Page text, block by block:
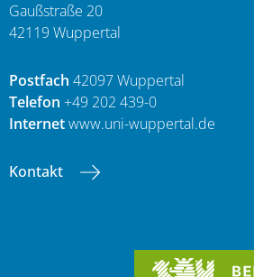
Gaußstraße 20
42119 Wuppertal
Postfach 42097 Wuppertal
Telefon +49 202 439-0
Internetwww.uni-wuppertal.de
Kontakt